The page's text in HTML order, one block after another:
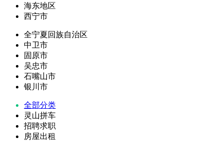
海东地区
西宁市
全宁夏回族自治区
中卫市
固原市
吴忠市
石嘴山市
银川市
全部分类
灵山拼车
招聘求职
房屋出租